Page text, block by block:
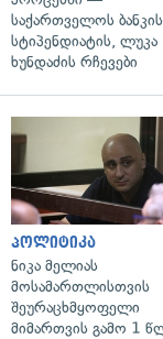
საქართველოს ბანკის
სტიპენდიატის, ლუკა
ხუნდაძის რჩევები
პოლიტიკა
ნიკა მელიას
მოსამართლისთვის
შეურაცხმყოფელი
მიმართვის გამო 1